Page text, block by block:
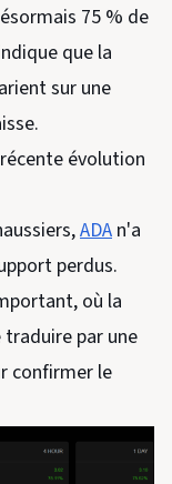
75 % de
que la
sur une
évolution
ADA n'a
perdus.
où la
par une
confirmer le